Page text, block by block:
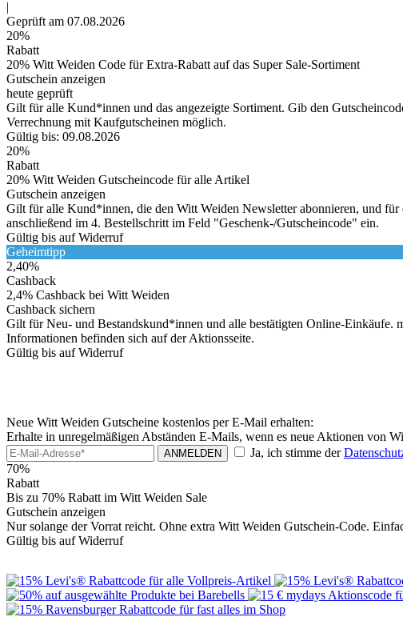
|
Geprüft am 07.08.2026
20%
Rabatt
20% Witt Weiden Code für Extra-Rabatt auf das Super Sale-Sortiment
Gutschein anzeigen
heute geprüft
Gilt für alle Kund*innen und das angezeigte Sortiment. Gib den
Verrechnung mit Kaufgutscheinen möglich.
Gültig bis: 09.08.2026
20%
Rabatt
20% Witt Weiden Gutscheincode für alle Artikel
Gutschein anzeigen
Gilt für alle Kund*innen, die den Witt Weiden Newsletter abonnieren, und
anschließend im 4. Bestellschritt im Feld "Geschenk-/Gutscheincode" ein.
Gültig bis auf Widerruf
Geheimtipp
2,40%
Cashback
2,4% Cashback bei Witt Weiden
Cashback sichern
Gilt für Neu- und Bestandskund*innen und alle bestätigten Online-Einkäufe.
Informationen befinden sich auf der Aktionsseite.
Gültig bis auf Widerruf
Neue Witt Weiden Gutscheine kostenlos per E-Mail erhalten:
Erhalte in unregelmäßigen Abständen E-Mails, wenn es neue Aktionen von
ANMELDEN Ja, ich stimme der
70%
Rabatt
Bis zu 70% Rabatt im Witt Weiden Sale
Gutschein anzeigen
Nur solange der Vorrat reicht. Ohne extra Witt Weiden Gutschein-Code.
Gültig bis auf Widerruf